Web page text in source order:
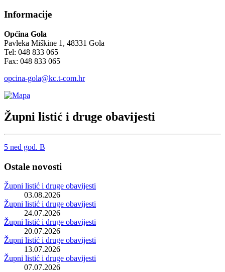
Informacije
Općina Gola
Pavleka Miškine 1, 48331 Gola
Tel: 048 833 065
Fax: 048 833 065
opcina-gola@kc.t-com.hr
Župni listić i druge obavijesti
5 ned god. B
Ostale novosti
Župni listić i druge obavijesti
03.08.2026
Župni listić i druge obavijesti
24.07.2026
Župni listić i druge obavijesti
20.07.2026
Župni listić i druge obavijesti
13.07.2026
Župni listić i druge obavijesti
07.07.2026